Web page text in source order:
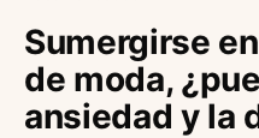
Sumergirse
de moda,
ansiedad y la